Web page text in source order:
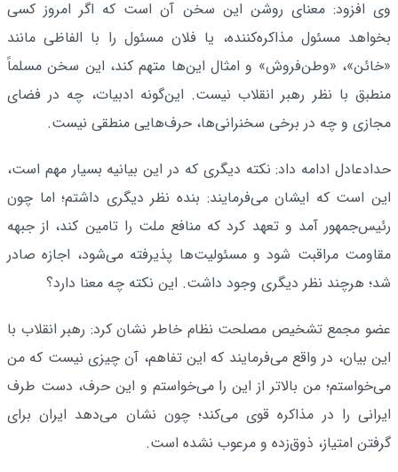
وی افزود: معنای روشن این سخن آن است که اگر امروز کسی
بخواهد مسئول مذاکره‌کننده، یا فلان مسئول را با الفاظی مانند
«خائن»، «وطن‌فروش» و امثال این‌ها متهم کند، این سخن مسلماً
منطبق با نظر رهبر انقلاب نیست. این‌گونه ادبیات، چه در فضای
مجازی و چه در برخی سخنرانی‌ها، حرف‌هایی منطقی نیست.
حدادعادل ادامه داد: نکته‌ دیگری که در این بیانیه بسیار مهم است،
این است که ایشان می‌فرمایند: بنده نظر دیگری داشتم؛ اما چون
رئیس‌جمهور آمد و تعهد کرد که منافع ملت را تامین کند، از جبهه
مقاومت مراقبت شود و مسئولیت‌ها پذیرفته می‌شود، اجازه صادر
شد؛ هرچند نظر دیگری وجود داشت. این نکته چه معنا دارد؟
عضو مجمع تشخیص مصلحت نظام خاطر نشان کرد: رهبر انقلاب با
این بیان، در واقع می‌فرمایند که این تفاهم، آن چیزی نیست که من
می‌خواستم؛ من بالاتر از این را می‌خواستم و این حرف، دست طرف
ایرانی را در مذاکره قوی می‌کند؛ چون نشان می‌دهد ایران برای
گرفتن امتیاز، ذوق‌زده و مرعوب نشده است.